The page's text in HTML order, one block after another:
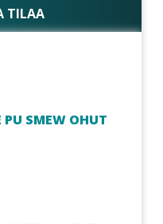
TILAA